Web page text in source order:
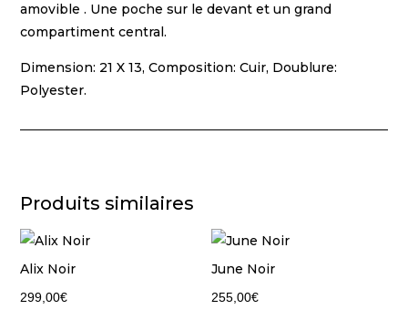
amovible . Une poche sur le devant et un grand
compartiment central.
Dimension: 21 X 13, Composition: Cuir, Doublure:
Polyester.
Produits similaires
Alix Noir
299,00€
June Noir
255,00€